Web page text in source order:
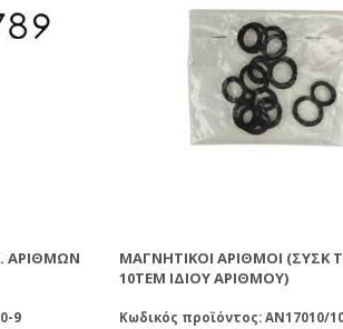
ΑΡΙΘΜΏΝ
9
ΜΑΓΝΗΤΙΚΟΊ ΑΡΙΘΜΟΊ (ΣΥΣΚ
10ΤΕΜ ΙΔΊΟΥ ΑΡΙΘΜΟΎ)
Κωδικός προϊόντος: AN17010/